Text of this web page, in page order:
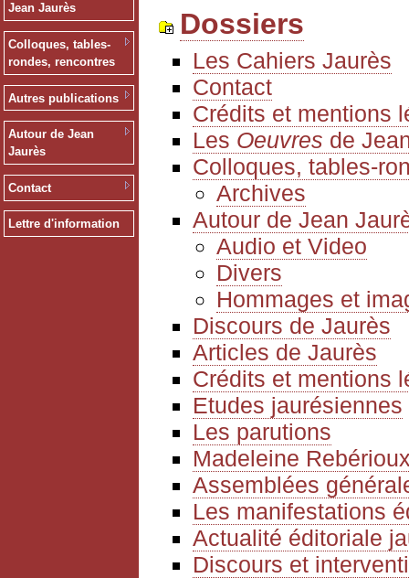
Jean Jaurès
Colloques, tables-
rondes, rencontres
Autres publications
Autour de Jean
Jaurès
Contact
Lettre d'information
Dossiers
Les Cahiers Jaurès
Contact
Crédits et mentions
Les Oeuvres de
Colloques, tables-
Archives
Autour de Jean
Audio et Video
Divers
Hommages et
Discours de Jaurès
Articles de Jaurès
Crédits et mentions
Etudes jaurésiennes
Les parutions
Madeleine
Assemblées
Les manifestations
Actualité éditoriale
Discours et